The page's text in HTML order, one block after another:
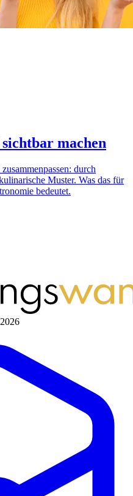
machen
durch
Muster. Was das für
bedeutet.